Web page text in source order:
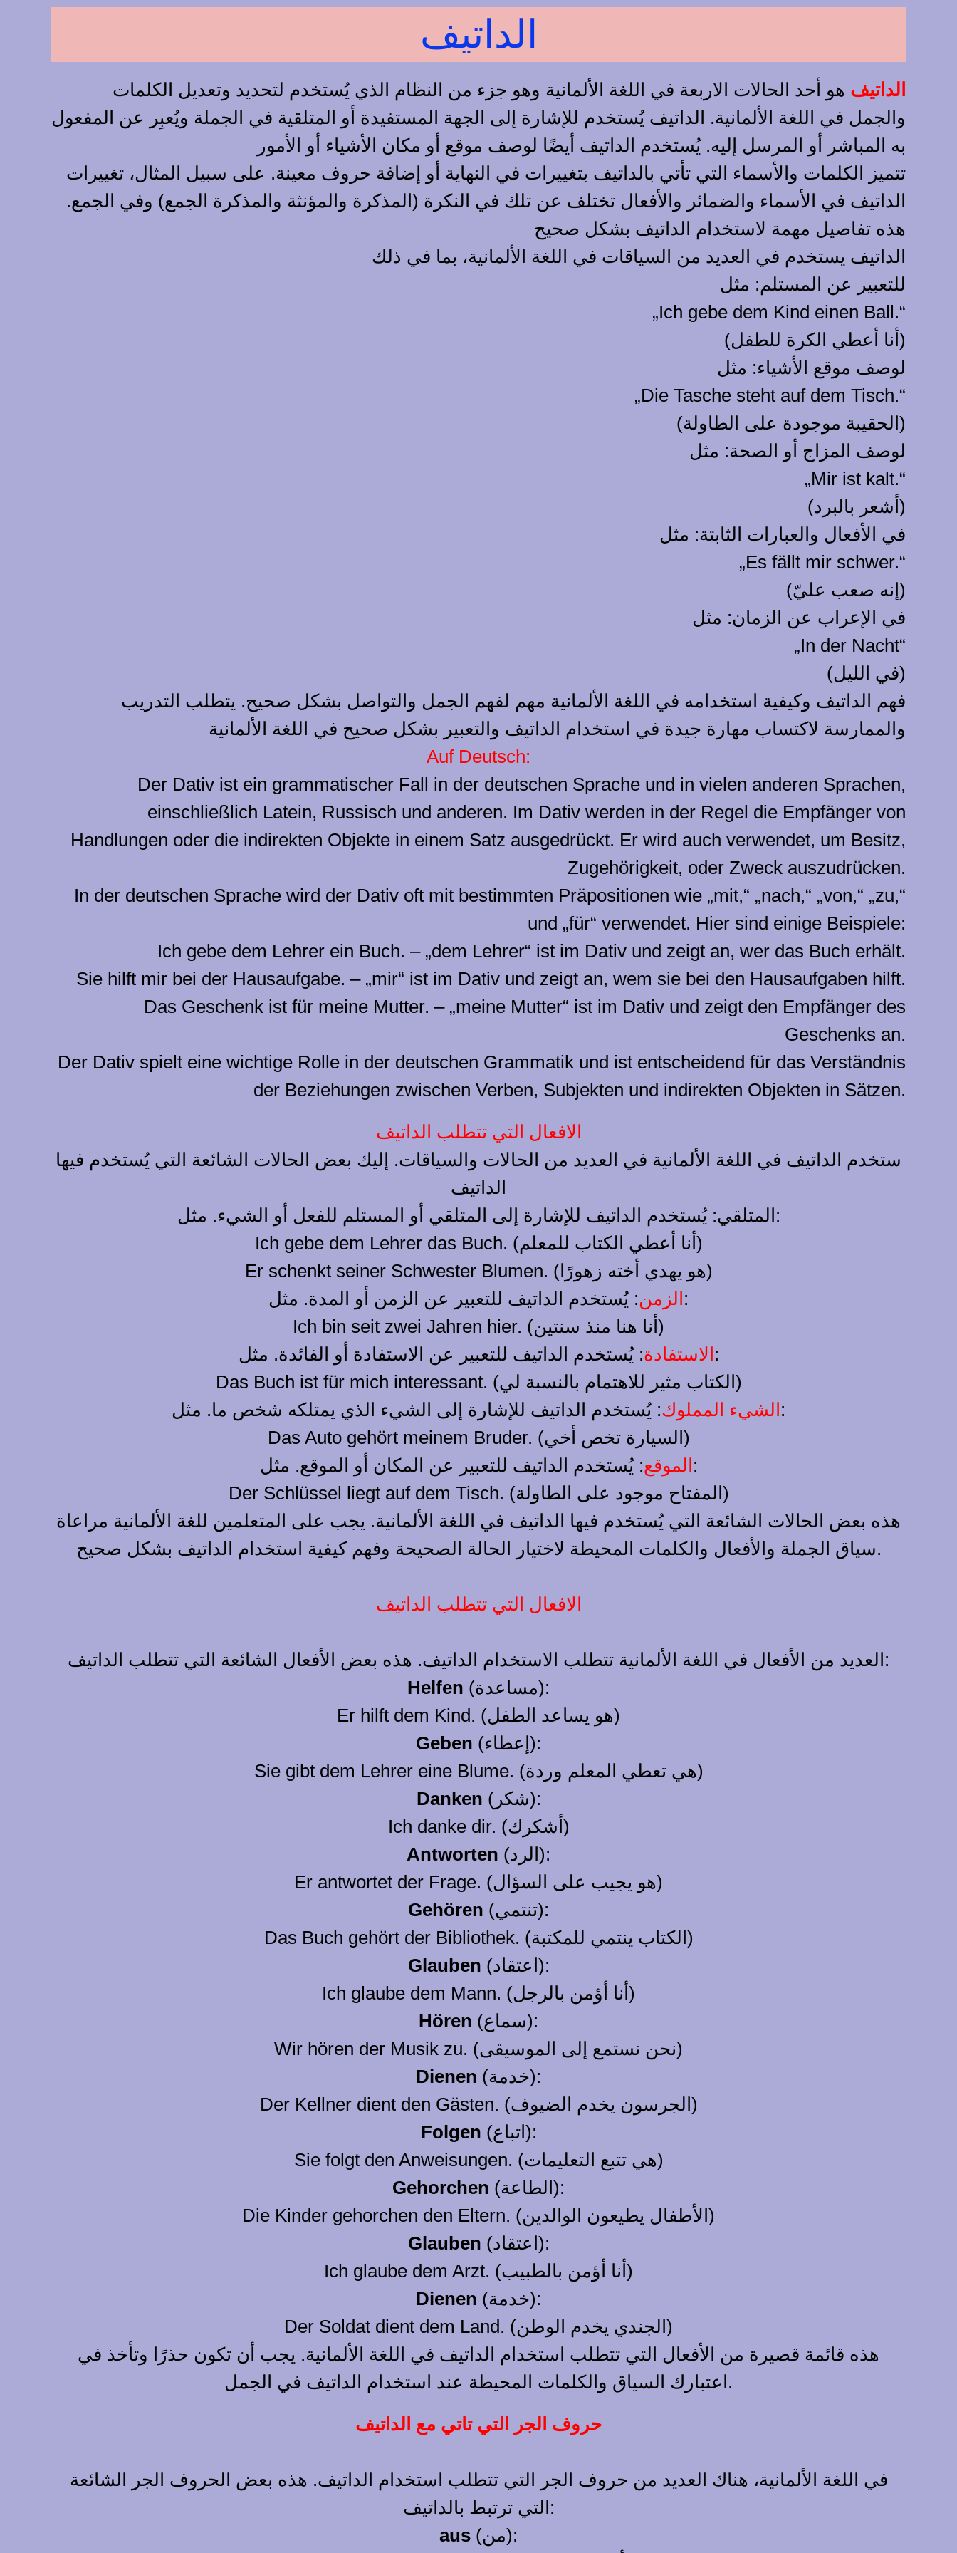
الداتيف
الداتيف هو أحد الحالات الاربعة في اللغة الألمانية وهو جزء من النظام الذي يُستخدم لتحديد وتعديل الكلمات
والجمل في اللغة الألمانية. الداتيف يُستخدم للإشارة إلى الجهة المستفيدة أو المتلقية في الجملة ويُعبِر عن المفعول
به المباشر أو المرسل إليه. يُستخدم الداتيف أيضًا لوصف موقع أو مكان الأشياء أو الأمور
تتميز الكلمات والأسماء التي تأتي بالداتيف بتغييرات في النهاية أو إضافة حروف معينة. على سبيل المثال، تغييرات
الداتيف في الأسماء والضمائر والأفعال تختلف عن تلك في النكرة (المذكرة والمؤنثة والمذكرة الجمع) وفي الجمع.
هذه تفاصيل مهمة لاستخدام الداتيف بشكل صحيح
الداتيف يستخدم في العديد من السياقات في اللغة الألمانية، بما في ذلك
للتعبير عن المستلم: مثل
„Ich gebe dem Kind einen Ball.“
(أنا أعطي الكرة للطفل)
لوصف موقع الأشياء: مثل
„Die Tasche steht auf dem Tisch.“
(الحقيبة موجودة على الطاولة)
لوصف المزاج أو الصحة: مثل
„Mir ist kalt.“
(أشعر بالبرد)
في الأفعال والعبارات الثابتة: مثل
„Es fällt mir schwer.“
(إنه صعب عليّ)
في الإعراب عن الزمان: مثل
„In der Nacht“
(في الليل)
فهم الداتيف وكيفية استخدامه في اللغة الألمانية مهم لفهم الجمل والتواصل بشكل صحيح. يتطلب التدريب
والممارسة لاكتساب مهارة جيدة في استخدام الداتيف والتعبير بشكل صحيح في اللغة الألمانية
Auf Deutsch:
Der Dativ ist ein grammatischer Fall in der deutschen Sprache und in vielen anderen Sprachen,
einschließlich Latein, Russisch und anderen. Im Dativ werden in der Regel die Empfänger von
Handlungen oder die indirekten Objekte in einem Satz ausgedrückt. Er wird auch verwendet, um Besitz,
Zugehörigkeit, oder Zweck auszudrücken.
In der deutschen Sprache wird der Dativ oft mit bestimmten Präpositionen wie „mit,“ „nach,“ „von,“ „zu,“
und „für“ verwendet. Hier sind einige Beispiele:
Ich gebe dem Lehrer ein Buch. – „dem Lehrer“ ist im Dativ und zeigt an, wer das Buch erhält.
Sie hilft mir bei der Hausaufgabe. – „mir“ ist im Dativ und zeigt an, wem sie bei den Hausaufgaben hilft.
Das Geschenk ist für meine Mutter. – „meine Mutter“ ist im Dativ und zeigt den Empfänger des
Geschenks an.
Der Dativ spielt eine wichtige Rolle in der deutschen Grammatik und ist entscheidend für das Verständnis
der Beziehungen zwischen Verben, Subjekten und indirekten Objekten in Sätzen.
الافعال التي تتطلب الداتيف
ستخدم الداتيف في اللغة الألمانية في العديد من الحالات والسياقات. إليك بعض الحالات الشائعة التي يُستخدم فيها
الداتيف
المتلقي: يُستخدم الداتيف للإشارة إلى المتلقي أو المستلم للفعل أو الشيء. مثل:
Ich gebe dem Lehrer das Buch. (أنا أعطي الكتاب للمعلم)
Er schenkt seiner Schwester Blumen. (هو يهدي أخته زهورًا)
الزمن: يُستخدم الداتيف للتعبير عن الزمن أو المدة. مثل:
Ich bin seit zwei Jahren hier. (أنا هنا منذ سنتين)
الاستفادة: يُستخدم الداتيف للتعبير عن الاستفادة أو الفائدة. مثل:
Das Buch ist für mich interessant. (الكتاب مثير للاهتمام بالنسبة لي)
الشيء المملوك: يُستخدم الداتيف للإشارة إلى الشيء الذي يمتلكه شخص ما. مثل:
Das Auto gehört meinem Bruder. (السيارة تخص أخي)
الموقع: يُستخدم الداتيف للتعبير عن المكان أو الموقع. مثل:
Der Schlüssel liegt auf dem Tisch. (المفتاح موجود على الطاولة)
هذه بعض الحالات الشائعة التي يُستخدم فيها الداتيف في اللغة الألمانية. يجب على المتعلمين للغة الألمانية مراعاة
سياق الجملة والأفعال والكلمات المحيطة لاختيار الحالة الصحيحة وفهم كيفية استخدام الداتيف بشكل صحيح.
الافعال التي تتطلب الداتيف
العديد من الأفعال في اللغة الألمانية تتطلب الاستخدام الداتيف. هذه بعض الأفعال الشائعة التي تتطلب الداتيف:
Helfen
(مساعدة):
Er hilft dem Kind. (هو يساعد الطفل)
Geben
(إعطاء):
Sie gibt dem Lehrer eine Blume. (هي تعطي المعلم وردة)
Danken
(شكر):
Ich danke dir. (أشكرك)
Antworten
(الرد):
Er antwortet der Frage. (هو يجيب على السؤال)
Gehören
(تنتمي):
Das Buch gehört der Bibliothek. (الكتاب ينتمي للمكتبة)
Glauben
(اعتقاد):
Ich glaube dem Mann. (أنا أؤمن بالرجل)
Hören
(سماع):
Wir hören der Musik zu. (نحن نستمع إلى الموسيقى)
Dienen
(خدمة):
Der Kellner dient den Gästen. (الجرسون يخدم الضيوف)
Folgen
(اتباع):
Sie folgt den Anweisungen. (هي تتبع التعليمات)
Gehorchen
(الطاعة):
Die Kinder gehorchen den Eltern. (الأطفال يطيعون الوالدين)
Glauben
(اعتقاد):
Ich glaube dem Arzt. (أنا أؤمن بالطبيب)
Dienen
(خدمة):
Der Soldat dient dem Land. (الجندي يخدم الوطن)
هذه قائمة قصيرة من الأفعال التي تتطلب استخدام الداتيف في اللغة الألمانية. يجب أن تكون حذرًا وتأخذ في
اعتبارك السياق والكلمات المحيطة عند استخدام الداتيف في الجمل.
حروف الجر التي تاتي مع الداتيف
في اللغة الألمانية، هناك العديد من حروف الجر التي تتطلب استخدام الداتيف. هذه بعض الحروف الجر الشائعة
التي ترتبط بالداتيف:
aus
(من):